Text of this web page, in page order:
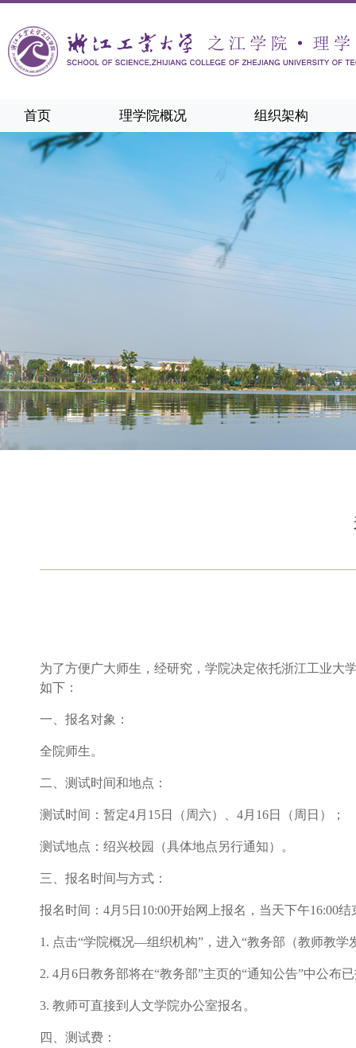
首页 理学院概况 组织架构
为了方便广大师生，经研究，学院决定依托浙江工业大
如下：
一、报名对象：
全院师生。
二、测试时间和地点：
测试时间：暂定4月 15日（周六）、 4月 16日（周日）；
测试地点：绍兴校园（具体地点另行通知）。
三、报名时间与方式：
报名时间： 4月 5日 10:00开始网上报名，当天下午16:00结
1. 点击“学院概况—组织机构” ，进入“教务部（教师教学
2. 4月6日 教务部将在“教务部”主页的“通知公告”中公布
3. 教师可直接到人文学院办公室报名。
四、测试费：